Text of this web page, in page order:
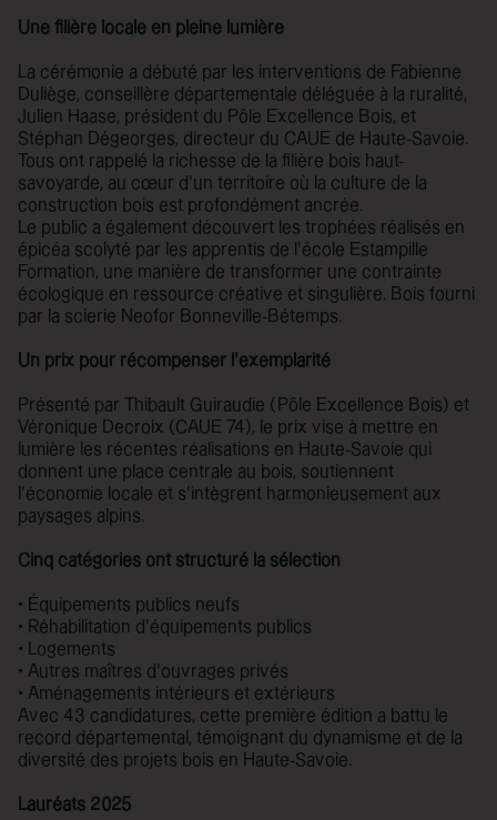
Une filière locale en pleine lumière
La cérémonie a débuté par les interventions de Fabienne
Duliège, conseillère départementale déléguée à la ruralité,
Julien Haase, président du Pôle Excellence Bois, et
Stéphan Dégeorges, directeur du CAUE de Haute-Savoie.
Tous ont rappelé la richesse de la filière bois haut-
savoyarde, au cœur d’un territoire où la culture de la
construction bois est profondément ancrée.
Le public a également découvert les trophées réalisés en
épicéa scolyté par les apprentis de l’école Estampille
Formation, une manière de transformer une contrainte
écologique en ressource créative et singulière. Bois fourni
par la scierie Neofor Bonneville-Bétemps.
Un prix pour récompenser l’exemplarité
Présenté par Thibault Guiraudie (Pôle Excellence Bois) et
Véronique Decroix (CAUE 74), le prix vise à mettre en
lumière les récentes réalisations en Haute-Savoie qui
donnent une place centrale au bois, soutiennent
l’économie locale et s’intègrent harmonieusement aux
paysages alpins.
Cinq catégories ont structuré la sélection
• Équipements publics neufs
• Réhabilitation d’équipements publics
• Logements
• Autres maîtres d’ouvrages privés
• Aménagements intérieurs et extérieurs
Avec 43 candidatures, cette première édition a battu le
record départemental, témoignant du dynamisme et de la
diversité des projets bois en Haute-Savoie.
Lauréats 2025